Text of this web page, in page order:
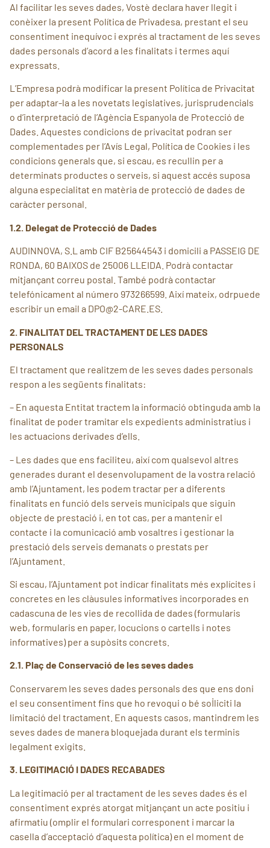
Al facilitar les seves dades, Vostè declara haver llegit i
conèixer la present Política de Privadesa, prestant el seu
consentiment inequívoc i exprés al tractament de les seves
dades personals d’acord a les finalitats i termes aquí
expressats.
L’Empresa podrà modificar la present Política de Privacitat
per adaptar-la a les novetats legislatives, jurisprudencials
o d’interpretació de l’Agència Espanyola de Protecció de
Dades. Aquestes condicions de privacitat podran ser
complementades per l’Avís Legal, Política de Cookies i les
condicions generals que, si escau, es recullin per a
determinats productes o serveis, si aquest accés suposa
alguna especialitat en matèria de protecció de dades de
caràcter personal.
1.2. Delegat de Protecció de Dades
AUDINNOVA, S.L amb CIF B25644543 i domicili a PASSEIG DE
RONDA, 60 BAIXOS de 25006 LLEIDA. Podrà contactar
mitjançant correu postal. També podrà contactar
telefónicament al número 973266599. Així mateix, odrpuede
escribir un email a DPO@2-CARE.ES.
2. FINALITAT DEL TRACTAMENT DE LES DADES
PERSONALS
El tractament que realitzem de les seves dades personals
respon a les següents finalitats:
– En aquesta Entitat tractem la informació obtinguda amb la
finalitat de poder tramitar els expedients administratius i
les actuacions derivades d’ells.
– Les dades que ens faciliteu, així com qualsevol altres
generades durant el desenvolupament de la vostra relació
amb l’Ajuntament, les podem tractar per a diferents
finalitats en funció dels serveis municipals que siguin
objecte de prestació i, en tot cas, per a mantenir el
contacte i la comunicació amb vosaltres i gestionar la
prestació dels serveis demanats o prestats per
l’Ajuntament.
Si escau, l’Ajuntament pot indicar finalitats més explícites i
concretes en les clàusules informatives incorporades en
cadascuna de les vies de recollida de dades (formularis
web, formularis en paper, locucions o cartells i notes
informatives) per a supòsits concrets.
2.1. Plaç de Conservació de les seves dades
Conservarem les seves dades personals des que ens doni
el seu consentiment fins que ho revoqui o bé sol·liciti la
limitació del tractament. En aquests casos, mantindrem les
seves dades de manera bloquejada durant els terminis
legalment exigits.
3. LEGITIMACIÓ I DADES RECABADES
La legitimació per al tractament de les seves dades és el
consentiment exprés atorgat mitjançant un acte positiu i
afirmatiu (omplir el formulari corresponent i marcar la
casella d’acceptació d’aquesta política) en el moment de